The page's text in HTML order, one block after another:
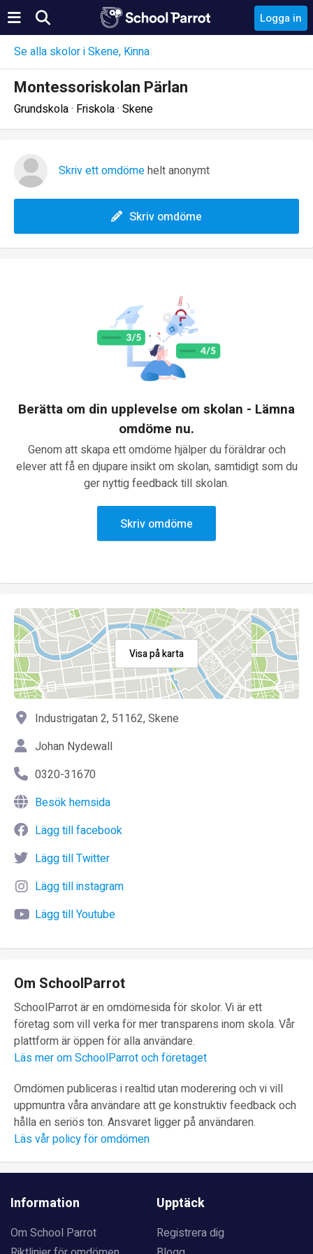
Logga in
Se alla skolor i Skene, Kinna
Montessoriskolan Pärlan
Grundskola · Friskola · Skene
Skriv ett omdömehelt anonymt
Skriv omdöme
Berätta om din upplevelse om skolan - Lämna
omdöme nu.
Genom att skapa ett omdöme hjälper du föräldrar och
elever att få en djupare insikt om skolan, samtidigt som du
ger nyttig feedback till skolan.
Skriv omdöme
Visa på karta
Industrigatan 2, 51162, Skene
Johan Nydewall
0320-31670
Besök hemsida
Lägg till facebook
Lägg till Twitter
Lägg till instagram
Lägg till Youtube
Om SchoolParrot
SchoolParrot är en omdömesida för skolor. Vi är ett
företag som vill verka för mer transparens inom skola. Vår
plattform är öppen för alla användare.
Läs mer om SchoolParrot och företaget
Omdömen publiceras i realtid utan moderering och vi vill
uppmuntra våra användare att ge konstruktiv feedback och
hålla en seriös ton. Ansvaret ligger på användaren.
Läs vår policy för omdömen
Information
Om School Parrot
Upptäck
Registrera dig